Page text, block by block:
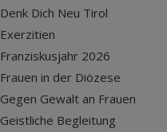
Denk Dich Neu Tirol
Exerzitien
Franziskusjahr 2026
Frauen in der Diözese
Gegen Gewalt an Frauen
Geistliche Begleitung